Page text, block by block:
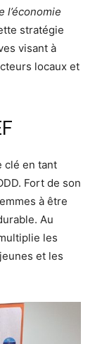
l’économie
stratégie
visant à
locaux et
clé en tant
Fort de son
à être
Au
les
et les